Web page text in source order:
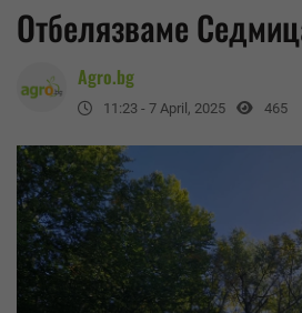
Отбелязваме
Agro.bg
11:23 - 7 April, 2025 465